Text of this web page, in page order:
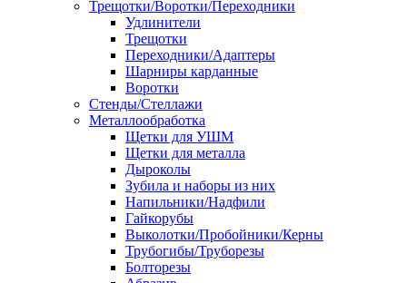
Трещотки/Воротки/Переходники
Удлинители
Трещотки
Переходники/Адаптеры
Шарниры карданные
Воротки
Стенды/Стеллажи
Металлообработка
Щетки для УШМ
Щетки для металла
Дыроколы
Зубила и наборы из них
Напильники/Надфили
Гайкорубы
Выколотки/Пробойники/Керны
Трубогибы/Труборезы
Болторезы